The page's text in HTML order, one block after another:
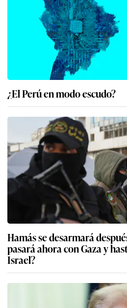
¿El Perú en modo escudo?
Hamás se desarmará
pasará ahora con Gaza y
Israel?